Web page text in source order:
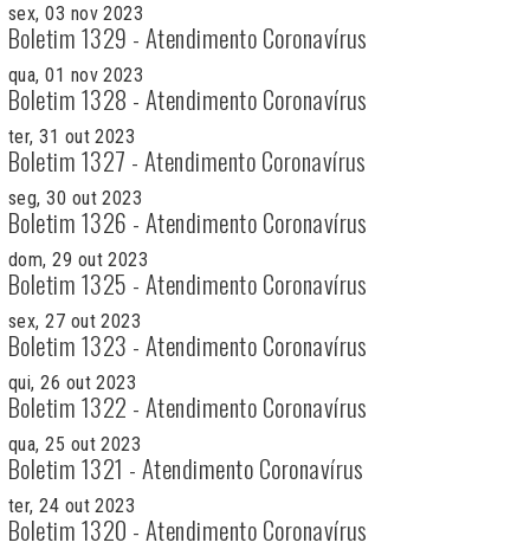
sex, 03 nov 2023
Boletim 1329 - Atendimento Coronavírus
qua, 01 nov 2023
Boletim 1328 - Atendimento Coronavírus
ter, 31 out 2023
Boletim 1327 - Atendimento Coronavírus
seg, 30 out 2023
Boletim 1326 - Atendimento Coronavírus
dom, 29 out 2023
Boletim 1325 - Atendimento Coronavírus
sex, 27 out 2023
Boletim 1323 - Atendimento Coronavírus
qui, 26 out 2023
Boletim 1322 - Atendimento Coronavírus
qua, 25 out 2023
Boletim 1321 - Atendimento Coronavírus
ter, 24 out 2023
Boletim 1320 - Atendimento Coronavírus